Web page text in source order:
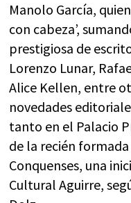
Manolo García,
con cabeza’,
prestigiosa de
Lorenzo Lunar,
Alice Kellen, entre
novedades
tanto en el Palacio
de la recién
Conquenses, una
Cultural Aguirre,